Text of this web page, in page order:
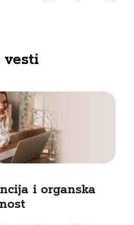
vesti
i organska